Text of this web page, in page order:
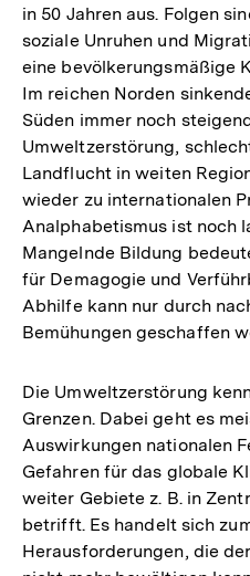
in 50 Jahren aus. Folgen
soziale Unruhen und
eine bevölkerungsmäßige
Im reichen Norden
Süden immer noch
Umweltzerstörung,
Landflucht in weiten
wieder zu internationalen
Analphabetismus ist noch
Mangelnde Bildung
für Demagogie und
Abhilfe kann nur durch
Bemühungen geschaffen
Die Umweltzerstörung
Grenzen. Dabei geht es
Auswirkungen nationalen
Gefahren für das globale
weiter Gebiete z. B. in
betrifft. Es handelt sich
Herausforderungen, die